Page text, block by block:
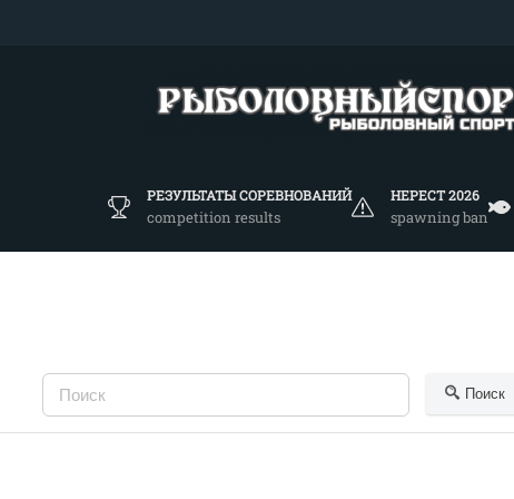
РЕЗУЛЬТАТЫ СОРЕВНОВАНИЙ
competition results
НЕРЕСТ 2026
spawning ban
Поиск